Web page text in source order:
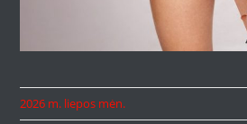
2026 m. liepos mėn.